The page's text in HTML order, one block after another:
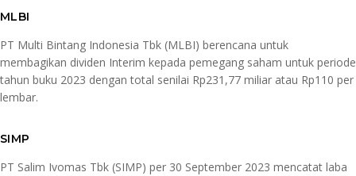
MLBI
PT Multi Bintang Indonesia Tbk (MLBI) berencana untuk
membagikan dividen Interim kepada pemegang saham untuk periode
tahun buku 2023 dengan total senilai Rp231,77 miliar atau Rp110 per
lembar.
SIMP
PT Salim Ivomas Tbk (SIMP) per 30 September 2023 mencatat laba